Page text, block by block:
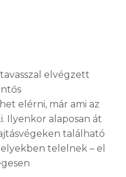
elvégzett
elérni, már ami az
Ilyenkor alaposan át
található
telelnek – el